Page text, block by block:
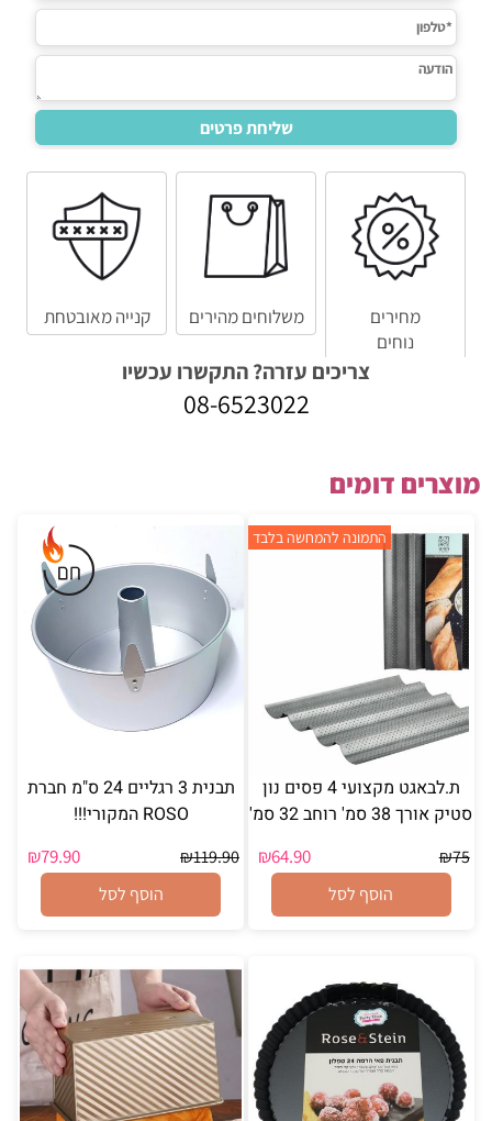
מחירים
נוחים
משלוחים מהירים קנייה מאובטחת
צריכים עזרה? התקשרו עכשיו
08-6523022
מוצרים דומים
התמונה להמחשה בלבד
ת.לבאגט מקצועי 4 פסים נון
סטיק אורך 38 סמ' רוחב 32 סמ'
₪75
₪64.90
הוסף לסל
תבנית 3 רגליים 24 ס"מ חברת
ROSO המקורי!!!
₪119.90
₪79.90
הוסף לסל